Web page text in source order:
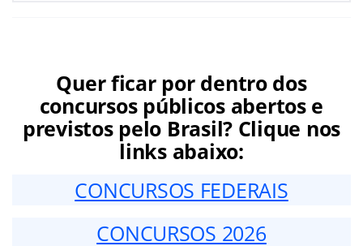
Quer ficar por dentro dos
concursos públicos abertos e
previstos pelo Brasil? Clique nos
links abaixo:
CONCURSOS FEDERAIS
CONCURSOS 2026